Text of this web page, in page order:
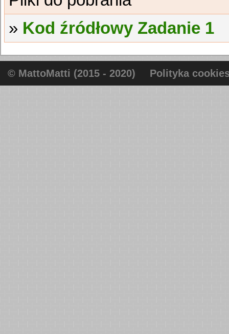
Kod źródłowy Zadanie 1
© MattoMatti (2015 - 2020) Polityka